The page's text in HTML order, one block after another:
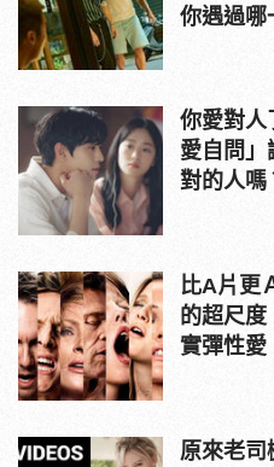
你遇過哪
你愛對人
愛自問」
對的人嗎
比A片更
的超尺
實彈性愛
原來老司